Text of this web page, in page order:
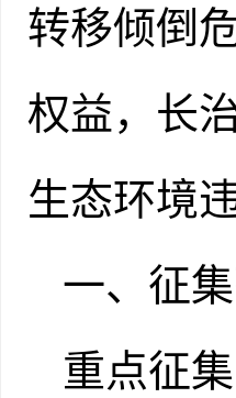
转移倾倒
权益， 长
生态环境
一、征
重点征